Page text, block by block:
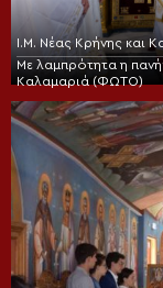
Ι.Μ. Νέας Κρήνης και
Με λαμπρότητα η
Καλαμαριά (ΦΩΤΟ)